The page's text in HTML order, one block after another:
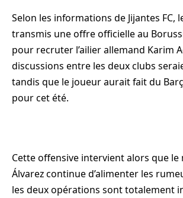
Selon les informations de Jijantes FC,
transmis une offre officielle au
pour recruter l’ailier allemand Karim
discussions entre les deux clubs
tandis que le joueur aurait fait du
pour cet été.
Cette offensive intervient alors que le
Álvarez continue d’alimenter les
les deux opérations sont totalement